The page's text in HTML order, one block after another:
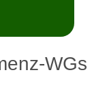
WGs